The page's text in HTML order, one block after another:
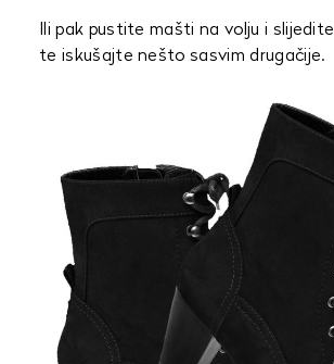
Ili pak pustite mašti na volju i slijedite
te iskušajte nešto sasvim drugačije.